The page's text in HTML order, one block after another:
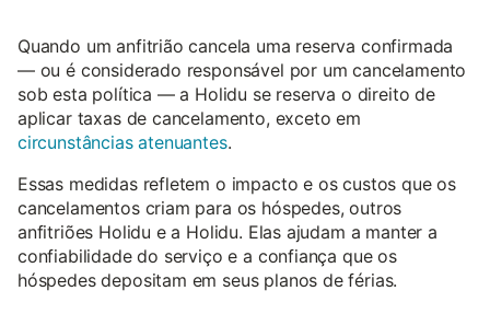
Quando um anfitrião cancela uma reserva confirmada
— ou é considerado responsável por um cancelamento
sob esta política — a Holidu se reserva o direito de
aplicar taxas de cancelamento, exceto em
circunstâncias atenuantes.
Essas medidas refletem o impacto e os custos que os
cancelamentos criam para os hóspedes, outros
anfitriões Holidu e a Holidu. Elas ajudam a manter a
confiabilidade do serviço e a confiança que os
hóspedes depositam em seus planos de férias.